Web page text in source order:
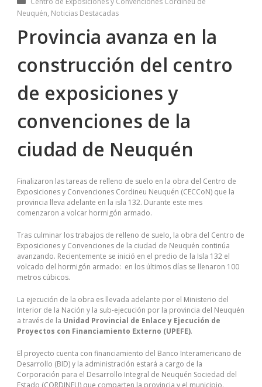
Neuquén, Noticias Destacadas
Provincia avanza en la
construcción del centro
de exposiciones y
convenciones de la
ciudad de Neuquén
Finalizaron las tareas de relleno de suelo en la obra del Centro de
Exposiciones y Convenciones Cordineu Neuquén (CECCoN) que la
provincia lleva adelante en la isla 132. Durante este mes
comenzaron a volcar hormigón armado.
Tras culminar los trabajos de relleno de suelo, la obra del Centro de
Exposiciones y Convenciones de la ciudad de Neuquén continúa
avanzando. Recientemente se inició en el predio de la Isla 132 el
volcado del hormigón armado: en los últimos días se llenaron 100
metros cúbicos.
La ejecución de la obra es llevada adelante por el Ministerio del
Interior de la Nación y la sub-ejecución por la provincia del Neuquén
a través de la Unidad Provincial de Enlace y Ejecución de
Proyectos con Financiamiento Externo (UPEFE).
El proyecto cuenta con financiamiento del Banco Interamericano de
Desarrollo (BID) y la administración estará a cargo de la
Corporación para el Desarrollo Integral de Neuquén Sociedad del
Estado (CORDINEU) que comparten la provincia y el municipio.